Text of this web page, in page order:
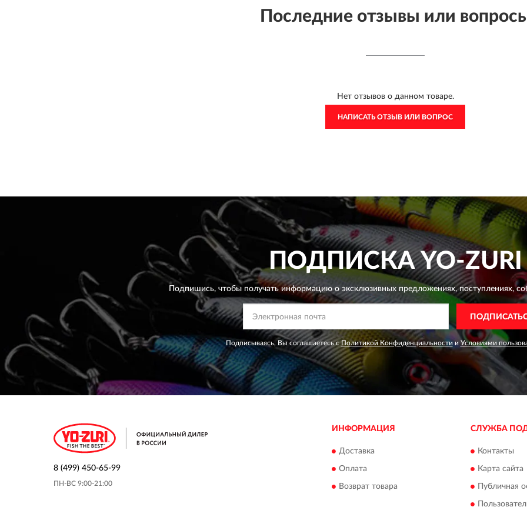
Последние отзывы или
Нет отзывов о данном товаре.
НАПИСАТЬ ОТЗЫВ ИЛИ ВОПРОС
ПОДПИСКАYO-ZURI
Подпишись, чтобы получать информацию о эксклюзивных предложениях,поступлениях,
Подписываясь, Вы соглашаетесь сПолитикой Конфиденциальности и Условиями
8 (499) 450-65-99
ПН-ВС 9:00-21:00
ИНФОРМАЦИЯ
Доставка
Оплата
Возврат товара
СЛУЖБА
Контакты
Карта сайта
Публичная